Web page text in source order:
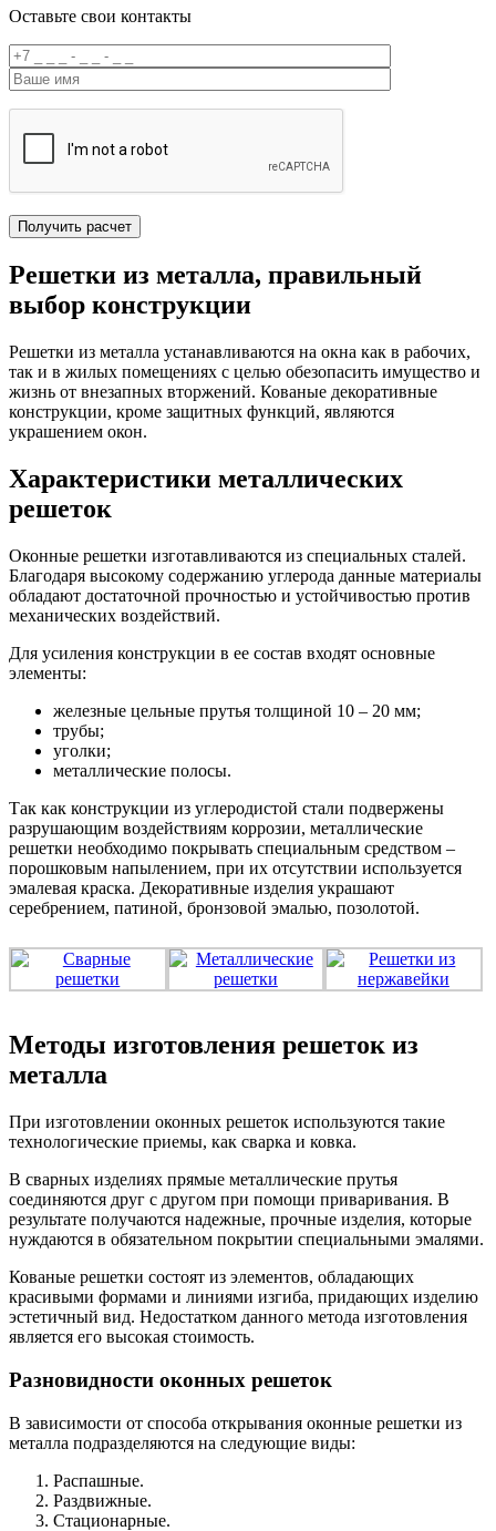
Оставьте свои контакты
Решетки из металла, правильный
выбор конструкции
Решетки из металла устанавливаются на окна как в рабочих,
так и в жилых помещениях с целью обезопасить имущество и
жизнь от внезапных вторжений. Кованые декоративные
конструкции, кроме защитных функций, являются
украшением окон.
Характеристики металлических
решеток
Оконные решетки изготавливаются из специальных сталей.
Благодаря высокому содержанию углерода данные материалы
обладают достаточной прочностью и устойчивостью против
механических воздействий.
Для усиления конструкции в ее состав входят основные
элементы:
железные цельные прутья толщиной 10 – 20 мм;
трубы;
уголки;
металлические полосы.
Так как конструкции из углеродистой стали подвержены
разрушающим воздействиям коррозии, металлические
решетки необходимо покрывать специальным средством –
порошковым напылением, при их отсутствии используется
эмалевая краска. Декоративные изделия украшают
серебрением, патиной, бронзовой эмалью, позолотой.
Методы изготовления решеток из
металла
При изготовлении оконных решеток используются такие
технологические приемы, как сварка и ковка.
В сварных изделиях прямые металлические прутья
соединяются друг с другом при помощи приваривания. В
результате получаются надежные, прочные изделия, которые
нуждаются в обязательном покрытии специальными эмалями.
Кованые решетки состоят из элементов, обладающих
красивыми формами и линиями изгиба, придающих изделию
эстетичный вид. Недостатком данного метода изготовления
является его высокая стоимость.
Разновидности оконных решеток
В зависимости от способа открывания оконные решетки из
металла подразделяются на следующие виды:
Распашные.
Раздвижные.
Стационарные.